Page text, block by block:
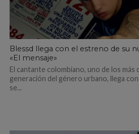
Blessd llega con el estreno de su
«El mensaje»
El cantante colombiano, uno de los más
generación del género urbano, llega
se...